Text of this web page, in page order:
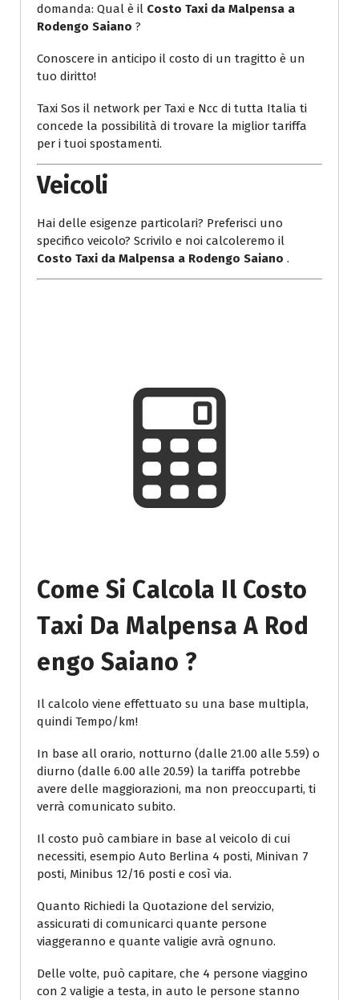
domanda: Qual è il Costo Taxi da Malpensa a
Rodengo Saiano ?
Conoscere in anticipo il costo di un tragitto è un
tuo diritto!
Taxi Sos il network per Taxi e Ncc di tutta Italia ti
concede la possibilità di trovare la miglior tariffa
per i tuoi spostamenti.
Veicoli
Hai delle esigenze particolari? Preferisci uno
specifico veicolo? Scrivilo e noi calcoleremo il
Costo Taxi da Malpensa a Rodengo Saiano .
Come Si Calcola Il Costo
Taxi Da Malpensa A Rod
Engo Saiano ?
Il calcolo viene effettuato su una base multipla,
quindi Tempo/km!
In base all orario, notturno (dalle 21.00 alle 5.59) o
diurno (dalle 6.00 alle 20.59) la tariffa potrebbe
avere delle maggiorazioni, ma non preoccuparti, ti
verrà comunicato subito.
Il costo può cambiare in base al veicolo di cui
necessiti, esempio Auto Berlina 4 posti, Minivan 7
posti, Minibus 12/16 posti e così via.
Quanto Richiedi la Quotazione del servizio,
assicurati di comunicarci quante persone
viaggeranno e quante valigie avrà ognuno.
Delle volte, può capitare, che 4 persone viaggino
con 2 valigie a testa, in auto le persone stanno